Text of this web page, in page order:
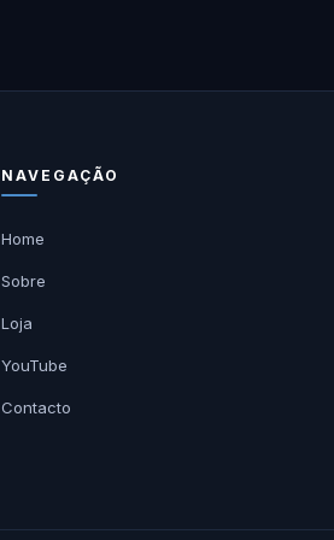
NAVEGAÇÃO
Home
Sobre
Loja
YouTube
Contacto